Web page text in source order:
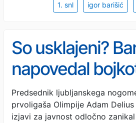
1. snl igor barišić
So usklajeni?
napovedal
predsednik
zanikal
Predsednik ljubljanskega
prvoligaša Olimpije Adam
izjavi za javnost odločno zanikal